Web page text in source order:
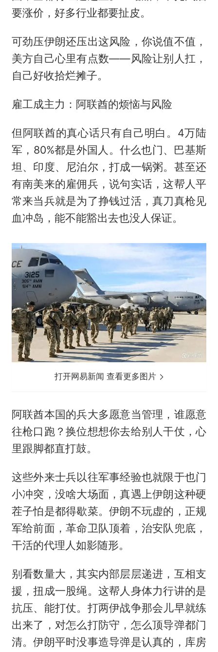
要涨价，好多行业都要扯皮。
可劲压伊朗还压出这风险，你说值不值，
美方自己心里有点数——风险让别人扛，
自己好收拾烂摊子。
雇工成主力：阿联酋的烦恼与风险
但阿联酋的真心话只有自己明白。4万陆
军，80%都是外国人。什么也门、巴基斯
坦、印度、尼泊尔，打成一锅粥。甚至还
有南美来的雇佣兵，说句实话，这帮人平
常来当兵就是为了挣钱过活，真刀真枪见
血冲岛，能不能豁出去也没人保证。
打开网易新闻 查看更多图片
阿联酋本国的兵大多愿意当管理，谁愿意
往枪口跑？换位想想你去给别人干仗，心
里跟脚都直打鼓。
这些外来士兵以往军事经验也就限于也门
小冲突，没啥大场面，真遇上伊朗这种硬
茬子怕是都得歇菜。伊朗不玩虚的，正规
军给前面，革命卫队顶着，治安队兜底，
干活的代理人如影随形。
别看数量大，其实内部层层递进，互相支
援，扭成一股绳。这帮人身体力行讲的是
抗压、能打仗。打两伊战争那会儿早就练
出来了，对怎么打防守，怎么顶导弹都门
清。伊朗平时没事造导弹是认真的，库房